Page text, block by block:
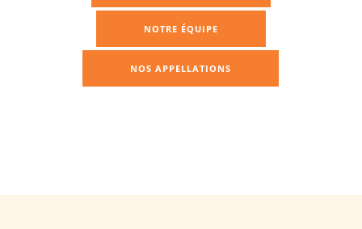
NOTRE ÉQUIPE
NOS APPELLATIONS